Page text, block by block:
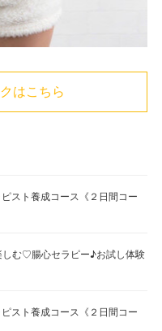
はこちら
スト養成コース《２日間コー
む♡腸心セラピー♪お試し体験
スト養成コース《２日間コー